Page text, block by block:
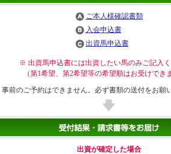
ご本人様確認書類
入会申込書
出資馬申込書
※ 出資馬申込書には出資したい馬のみご記入く
（第1希望、第2希望等の希望順はお受けでき
事前のご予約はできません。必ず書類の送付をお願
出資が確定した場合